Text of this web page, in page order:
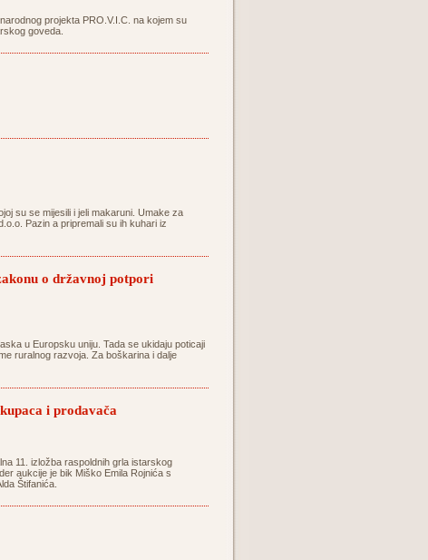
projekta PRO.V.I.C. na kojem su
goveda.
su se mijesili i jeli makaruni. Umake za
Pazin a pripremali su ih kuhari iz
o državnoj potpori
u Europsku uniju. Tada se ukidaju poticaji
ruralnog razvoja. Za boškarina i dalje
i prodavača
11. izložba raspoldnih grla istarskog
aukcije je bik Miško Emila Rojnića s
Štifanića.